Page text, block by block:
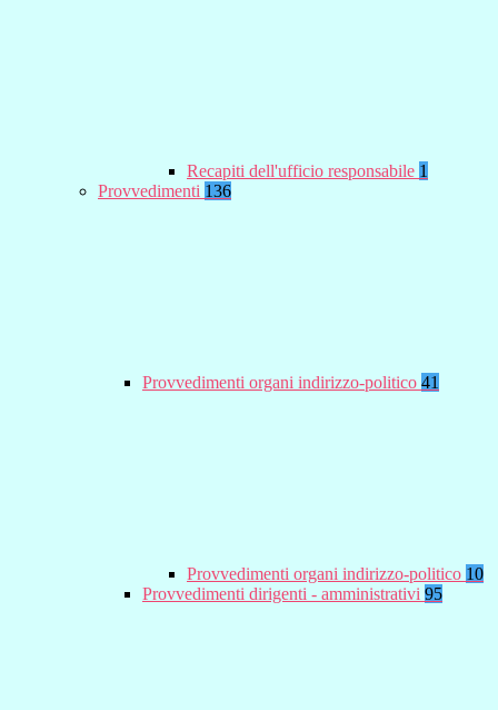
Recapiti dell'ufficio responsabile 1
Provvedimenti 136
Provvedimenti organi indirizzo-politico 41
Provvedimenti organi indirizzo-politico 10
Provvedimenti dirigenti - amministrativi 95